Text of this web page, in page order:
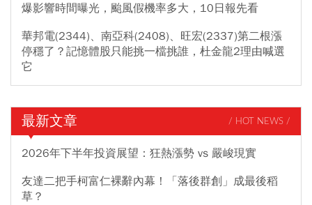
爆影響時間曝光，颱風假機率多大，10日報先看
華邦電(2344)、南亞科(2408)、旺宏(2337)第二根漲
停穩了？記憶體股只能挑一檔挑誰，杜金龍2理由喊選
它
最新文章 / HOT NEWS /
2026年下半年投資展望：狂熱漲勢 vs 嚴峻現實
友達二把手柯富仁裸辭內幕！「落後群創」成最後稻
草？